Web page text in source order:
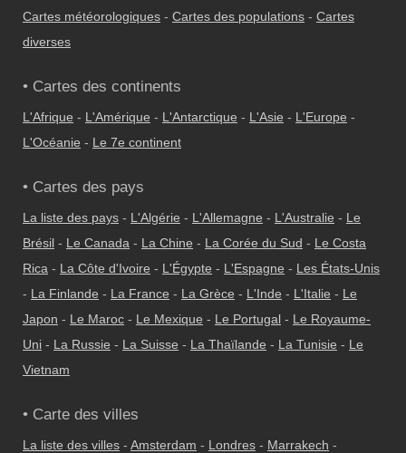
Cartes météorologiques - Cartes des populations - Cartes
diverses
• Cartes des continents
L'Afrique - L'Amérique - L'Antarctique - L'Asie - L'Europe -
L'Océanie - Le 7e continent
• Cartes des pays
La liste des pays - L'Algérie - L'Allemagne - L'Australie - Le
Brésil - Le Canada - La Chine - La Corée du Sud - Le Costa
Rica - La Côte d'Ivoire - L'Égypte - L'Espagne - Les États-Unis
- La Finlande - La France - La Grèce - L'Inde - L'Italie - Le
Japon - Le Maroc - Le Mexique - Le Portugal - Le Royaume-
Uni - La Russie - La Suisse - La Thaïlande - La Tunisie - Le
Vietnam
• Carte des villes
La liste des villes - Amsterdam - Londres - Marrakech -